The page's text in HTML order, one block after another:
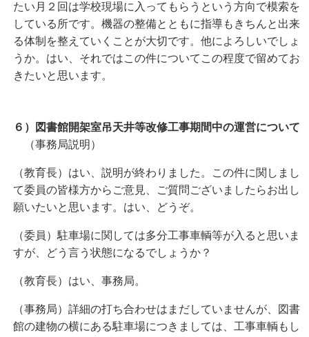
たい月２回は学校現場に入ってもらうという方向で模索を
している所です。機器の整備とともに指導もきちんと出来
る体制を整えていくことが大切です。他によろしいでしょ
うか。はい、それではこの件についてこの程度で留めてお
きたいと思います。
６）図書館開架室吊天井等改修工事期間中の運営について
（事務局説明）
（教育長）はい、説明が終わりました。この件に関しまし
て委員の皆様方からご意見、ご質問ございましたらお出し
願いたいと思います。はい、どうぞ。
（委員）駐車場に関しては多分工事車輌等が入ると思いま
すが、どう言う状態になるでしょうか？
（教育長）はい、事務局。
（事務局）詳細の打ち合わせはまだしていませんが、図書
館の建物の横にある駐車場につきましては、工事車輌もし